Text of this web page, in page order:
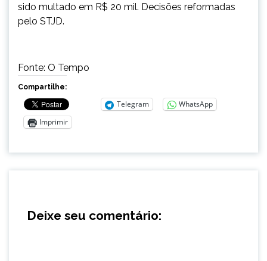
sido multado em R$ 20 mil. Decisões reformadas
pelo STJD.
Fonte: O Tempo
Compartilhe:
Telegram
WhatsApp
Imprimir
Deixe seu comentário: